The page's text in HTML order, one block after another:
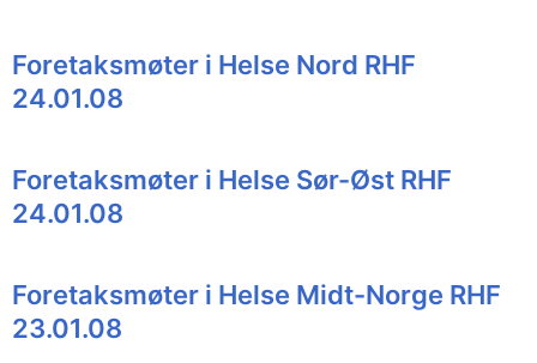
Foretaksmøter i Helse Nord RHF
24.01.08
Foretaksmøter i Helse Sør-Øst RHF
24.01.08
Foretaksmøter i Helse Midt-Norge RHF
23.01.08